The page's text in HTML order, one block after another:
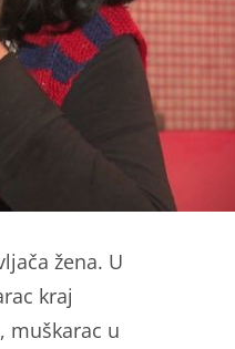
žena. U
kraj
muškarac u